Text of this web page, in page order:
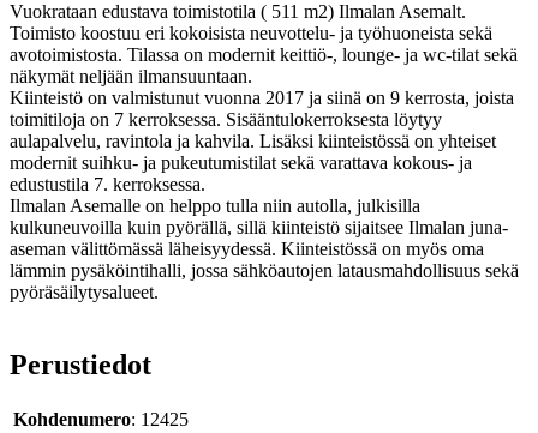
Vuokrataan edustava toimistotila ( 511 m2) Ilmalan Asemalt.
Toimisto koostuu eri kokoisista neuvottelu- ja työhuoneista sekä
avotoimistosta. Tilassa on modernit keittiö-, lounge- ja wc-tilat sekä
näkymät neljään ilmansuuntaan.
Kiinteistö on valmistunut vuonna 2017 ja siinä on 9 kerrosta, joista
toimitiloja on 7 kerroksessa. Sisääntulokerroksesta löytyy
aulapalvelu, ravintola ja kahvila. Lisäksi kiinteistössä on yhteiset
modernit suihku- ja pukeutumistilat sekä varattava kokous- ja
edustustila 7. kerroksessa.
Ilmalan Asemalle on helppo tulla niin autolla, julkisilla
kulkuneuvoilla kuin pyörällä, sillä kiinteistö sijaitsee Ilmalan juna-
aseman välittömässä läheisyydessä. Kiinteistössä on myös oma
lämmin pysäköintihalli, jossa sähköautojen latausmahdollisuus sekä
pyöräsäilytysalueet.
Perustiedot
Kohdenumero: 12425